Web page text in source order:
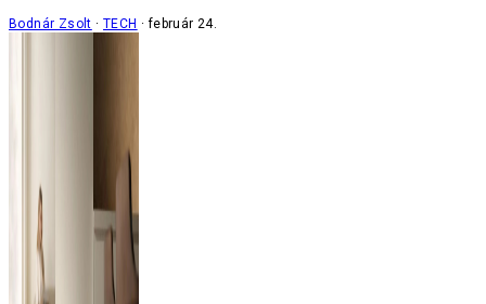
Bodnár Zsolt TECH február 24.